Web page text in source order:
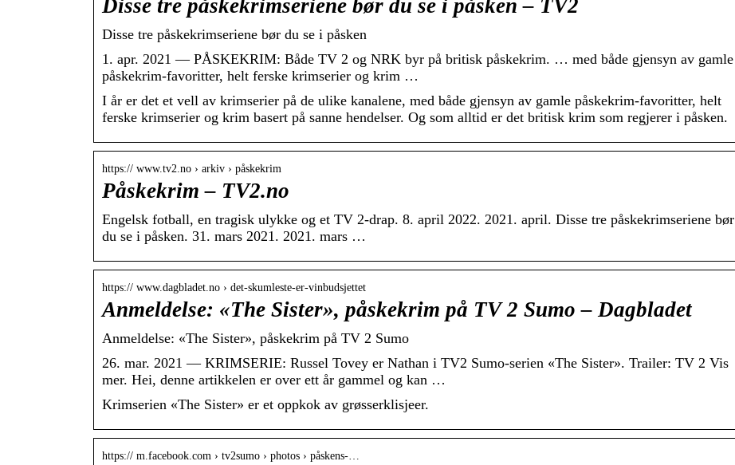
Disse tre påskekrimseriene bør du se i påsken – TV2
Disse tre påskekrimseriene bør du se i påsken
1. apr. 2021 — PÅSKEKRIM: Både TV 2 og NRK byr på britisk påskekrim. … med både gjensyn av gamle
påskekrim-favoritter, helt ferske krimserier og krim …
I år er det et vell av krimserier på de ulike kanalene, med både gjensyn av gamle påskekrim-favoritter, helt
ferske krimserier og krim basert på sanne hendelser. Og som alltid er det britisk krim som regjerer i påsken.
https:// www.tv2.no › arkiv › påskekrim
Påskekrim – TV2.no
Engelsk fotball, en tragisk ulykke og et TV 2-drap. 8. april 2022. 2021. april. Disse tre påskekrimseriene bør
du se i påsken. 31. mars 2021. 2021. mars …
https:// www.dagbladet.no › det-skumleste-er-vinbudsjettet
Anmeldelse: «The Sister», påskekrim på TV 2 Sumo – Dagbladet
Anmeldelse: «The Sister», påskekrim på TV 2 Sumo
26. mar. 2021 — KRIMSERIE: Russel Tovey er Nathan i TV2 Sumo-serien «The Sister». Trailer: TV 2 Vis
mer. Hei, denne artikkelen er over ett år gammel og kan …
Krimserien «The Sister» er et oppkok av grøsserklisjeer.
https:// m.facebook.com › tv2sumo › photos › påskens-…